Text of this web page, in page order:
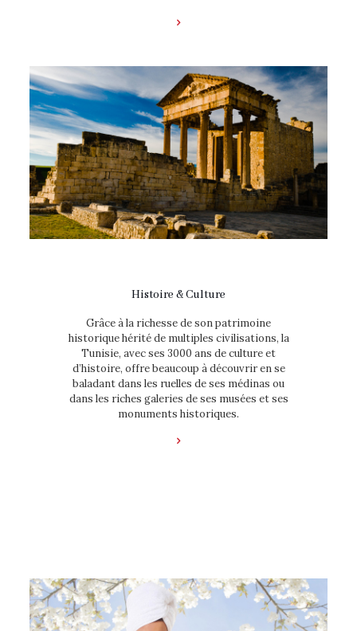
Histoire & Culture
Grâce à la richesse de son patrimoine
historique hérité de multiples civilisations, la
Tunisie, avec ses 3000 ans de culture et
d’histoire, offre beaucoup à découvrir en se
baladant dans les ruelles de ses médinas ou
dans les riches galeries de ses musées et ses
monuments historiques.